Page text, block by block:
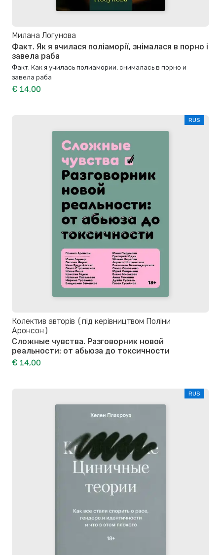
Милана Логунова
Факт. Як я вчилася поліаморії, знімалася в порно і
завела раба
Факт. Как я училась полиамории, снималась в порно и
завела раба
€ 14,00
RUS
Колектив авторів (під керівництвом Поліни
Аронсон)
Сложные чувства. Разговорник новой
реальности: от абьюза до токсичности
€ 14,00
RUS